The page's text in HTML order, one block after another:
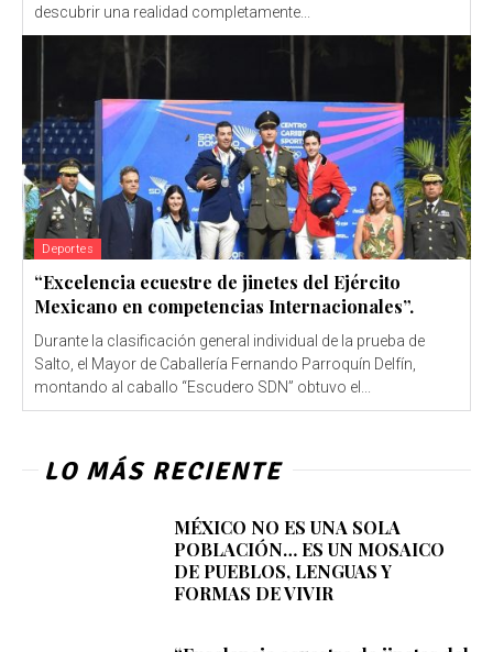
descubrir una realidad completamente...
Deportes
“Excelencia ecuestre de jinetes del Ejército
Mexicano en competencias Internacionales”.
Durante la clasificación general individual de la prueba de
Salto, el Mayor de Caballería Fernando Parroquín Delfín,
montando al caballo “Escudero SDN” obtuvo el...
LO MÁS RECIENTE
MÉXICO NO ES UNA SOLA
POBLACIÓN… ES UN MOSAICO
DE PUEBLOS, LENGUAS Y
FORMAS DE VIVIR